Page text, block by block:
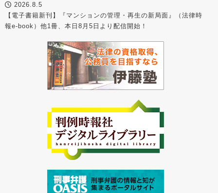
2026.8.5
【電子書籍新刊】『マンションの管理・再生の新局面』（法律時
報e-book）他1冊、本日8月5日より配信開始！